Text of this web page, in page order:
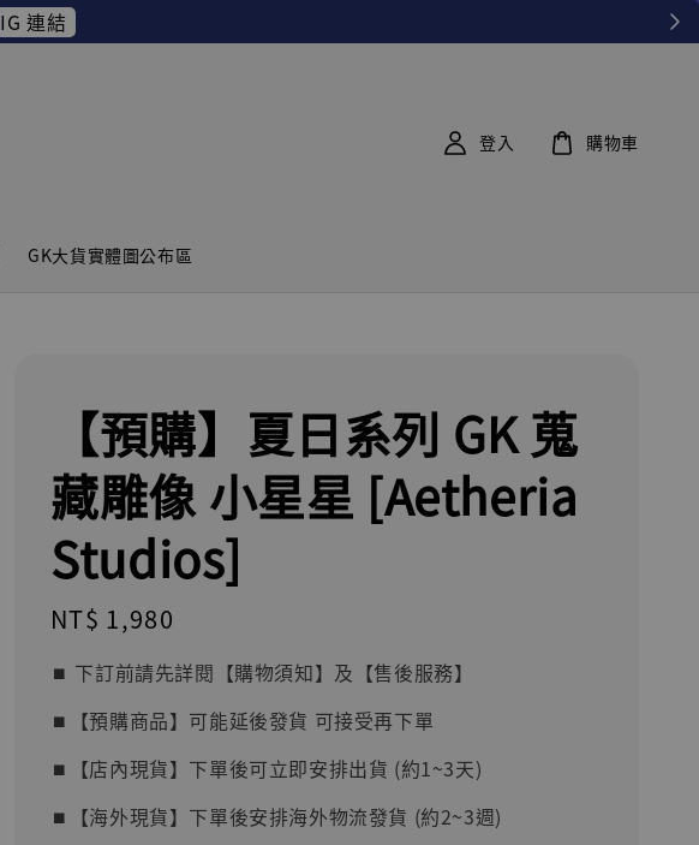
IG 連結
GK大貨實體圖公布區
登入 購物車
【預購】夏日系列 GK 蒐
藏雕像 小星星 [Aetheria
Studios]
Regular
price
NT$ 1,980
⏹︎ 下訂前請先詳閱【購物須知】及【售後服務】
⏹︎【預購商品】可能延後發貨 可接受再下單
⏹︎【店內現貨】下單後可立即安排出貨 (約1~3天)
⏹︎【海外現貨】下單後安排海外物流發貨 (約2~3週)